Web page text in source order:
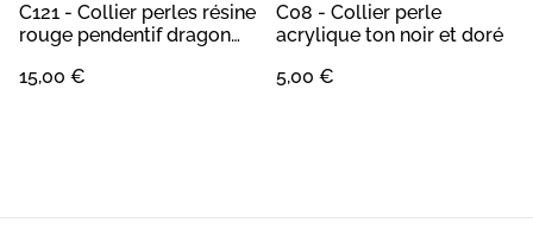
C121 - Collier perles résine
rouge pendentif dragon
15,00 €
C08 - Collier perle
acrylique ton noir et doré
5,00 €